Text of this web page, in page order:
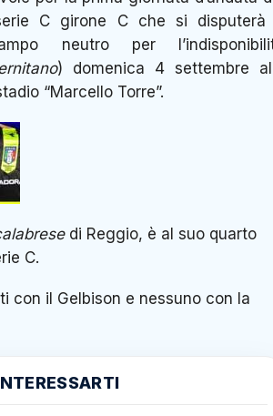
C girone C che si disputerà
neutro per
) domenica 4 settembre
“Marcello Torre”.
di Reggio, è al suo quarto
C.
con il Gelbison e nessuno con la